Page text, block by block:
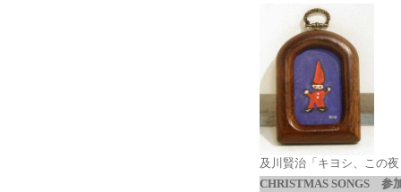
及川賢治「キヨシ、この
CHRISTMAS SONGS